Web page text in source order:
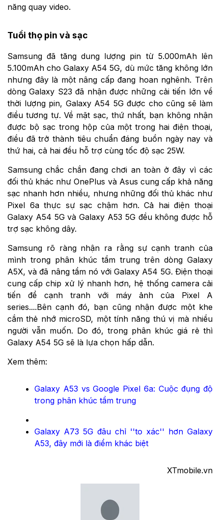
năng quay video.
Tuổi thọ pin và sạc
Samsung đã tăng dung lượng pin từ 5.000mAh lên
5.100mAh cho Galaxy A54 5G, dù mức tăng không lớn
nhưng đây là một nâng cấp đang hoan nghênh. Trên
dòng Galaxy S23 đã nhận được những cải tiến lớn về
thời lượng pin, Galaxy A54 5G được cho cũng sẽ làm
điều tương tự. Về mặt sạc, thứ nhất, bạn không nhận
được bộ sạc trong hộp của một trong hai điện thoại,
điều đã trở thành tiêu chuẩn đáng buồn ngày nay và
thứ hai, cả hai đều hỗ trợ cùng tốc độ sạc 25W.
Samsung chắc chắn đang chơi an toàn ở đây vì các
đối thủ khác như OnePlus và Asus cung cấp khả năng
sạc nhanh hơn nhiều, nhưng những đối thủ khác như
Pixel 6a thực sự sạc chậm hơn. Cả hai điện thoại
Galaxy A54 5G và Galaxy A53 5G đều không được hỗ
trợ sạc không dây.
Samsung rõ ràng nhận ra rằng sự cạnh tranh của
mình trong phân khúc tầm trung trên dòng Galaxy
A5X, và đã nâng tầm nó với Galaxy A54 5G. Điện thoại
cung cấp chip xử lý nhanh hơn, hệ thống camera cải
tiến để cạnh tranh với máy ảnh của Pixel A
series....Bên cạnh đó, bạn cũng nhận được một khe
cắm thẻ nhớ microSD, một tính năng thú vị mà nhiều
người vẫn muốn. Do đó, trong phân khúc giá rẻ thì
Galaxy A54 5G sẽ là lựa chọn hấp dẫn.
Xem thêm:
Galaxy A53 vs Google Pixel 6a: Cuộc đụng độ
trong phân khúc tầm trung
Galaxy A73 5G đâu chỉ ''to xác'' hơn Galaxy
A53, đây mới là điểm khác biệt
XTmobile.vn